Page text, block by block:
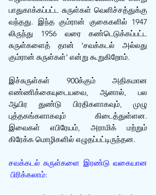
பாதுகாக்கப்பட்ட சுருள்கள் வெளிச்சத்துக்கு
வந்தது. இந்த கும்ரான் குகைகளில் 1947
லிருந்து 1956 வரை கண்டெடுக்கப்பட்ட
சுருள்களைத் தான் 'சவக்கடல் அல்லது
கும்ரான் சுருள்கள்' என்று கூறுகிறோம்.
இச்சுருள்கள் 900க்கும் அதிகமான
எண்ணிக்கையுடையவை, ஆனால், பல
ஆயிர துண்டு பிரதிகளாகவும், முழு
புத்தகங்களாகவும் கிடைத்துள்ளன.
இவைகள் எபிரேயம், அராமிக் மற்றும்
கிரேக்க மொழிகளில் எழுதப்பட்டிருந்தன.
சவக்கடல் சுருள்களை இரண்டு வகையான
பிரிக்கலாம்: